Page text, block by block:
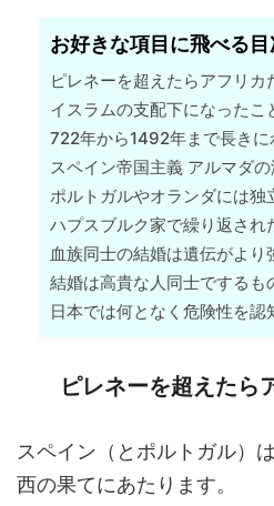
お好きな項目に飛べる目
ピレネーを超えたらアフリカ
イスラムの支配下になったこ
722年から1492年まで長きに
スペイン帝国主義 アルマダ
ポルトガルやオランダには独
ハプスブルク家で繰り返され
血族同士の結婚は遺伝がより
結婚は高貴な人同士でするも
日本では何となく危険性を認
ピレネーを超えたら
スペイン（とポルトガル）
西の果てにあたります。